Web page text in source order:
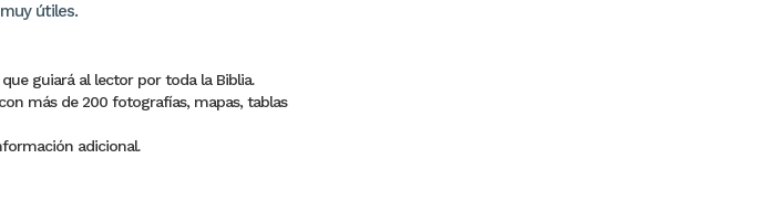
útiles.
guiará al lector por toda la Biblia.
más de 200 fotografías, mapas, tablas
adicional.